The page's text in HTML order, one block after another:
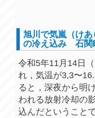
旭川で気嵐（け
の冷え込み 石関
令和5年11月14日
れ，気温が3,3〜
ると，深夜から明
われる放射冷却の
込んだということ